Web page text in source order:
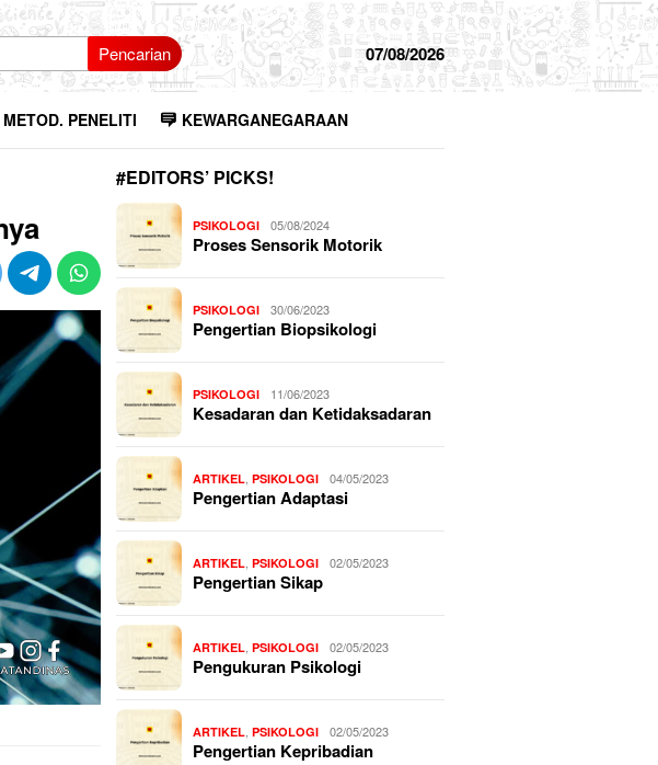
Pencarian 07/08/2026
METOD. PENELITI KEWARGANEGARAAN
#EDITORS’ PICKS!
PSIKOLOGI 05/08/2024
Proses Sensorik Motorik
PSIKOLOGI 30/06/2023
Pengertian Biopsikologi
PSIKOLOGI 11/06/2023
Kesadaran dan Ketidaksadaran
ARTIKEL ,PSIKOLOGI 04/05/2023
Pengertian Adaptasi
ARTIKEL ,PSIKOLOGI 02/05/2023
Pengertian Sikap
ARTIKEL ,PSIKOLOGI 02/05/2023
Pengukuran Psikologi
ARTIKEL ,PSIKOLOGI 02/05/2023
Pengertian Kepribadian